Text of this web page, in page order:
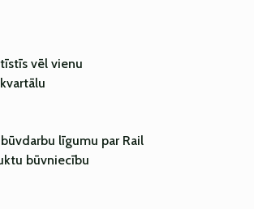
vēl vienu
līgumu par Rail
būvniecību